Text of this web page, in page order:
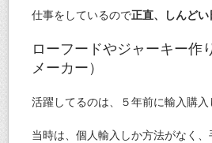
仕事をしているので正直、しんどい
ローフードやジャーキー作
メーカー）
活躍してるのは、５年前に輸入購入
当時は、個人輸入しか方法がなく